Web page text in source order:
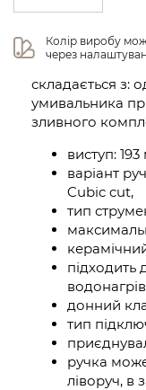
Колір виробу
через
складається з:
умивальника
зливного
виступ:
варіант
Cubic cut,
тип
підходить
донний
тип
ручка
ліворуч, в